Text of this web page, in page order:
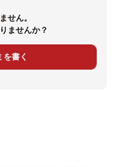
せん。
ませんか？
を書く